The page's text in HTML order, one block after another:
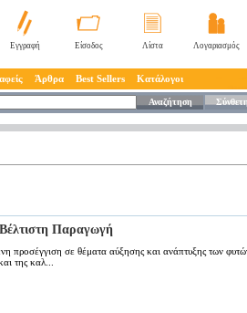
Εγγραφή Είσοδος Λίστα Λογαριασμός
Άρθρα Best Sellers Κατάλογοι
Αναζήτηση
Παραγωγή
προσέγγιση σε θέματα αύξησης και ανάπτυξης των
της καλ...